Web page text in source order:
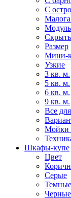
С
Размер
Мини-
Узкие
3 кв. м.
5 кв. м.
6 кв. м.
9 кв. м.
Все
Мойки
Шкафы-купе
Цвет
Серые
Темные
Черные